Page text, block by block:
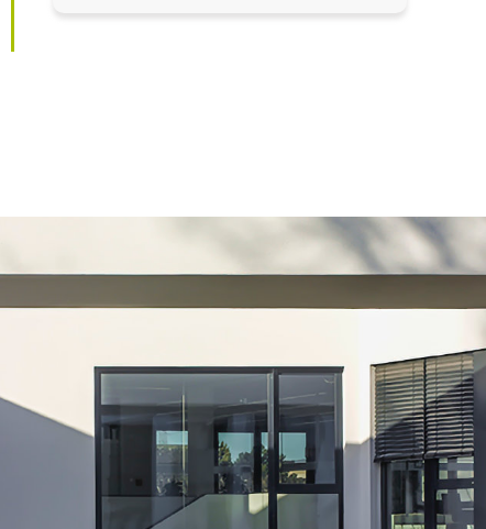
liegen bei der Baugenossenschaft Dormagen
angegeben, z.B. bei Bildern und Fotos von
Fotostock-Anbietern. In diesen Fällen wenden
wenn Sie das Material verwenden wollen.